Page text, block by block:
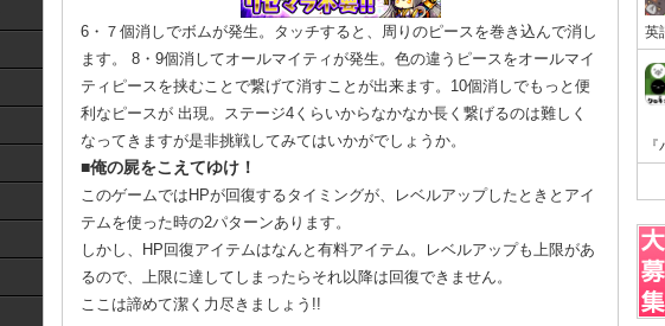
6・７個消しでボムが発生。タッチすると、周りのピースを巻き込んで消し
ます。 8・9個消してオールマイティが発生。色の違うピースをオールマイ
ティピースを挟むことで繋げて消すことが出来ます。10個消しでもっと便
利なピースが 出現。ステージ4くらいからなかなか長く繋げるのは難しく
なってきますが是非挑戦してみてはいかがでしょうか。
■俺の屍をこえてゆけ！
このゲームではHPが回復するタイミングが、レベルアップしたときとアイ
テムを使った時の2パターンあります。
しかし、HP回復アイテムはなんと有料アイテム。レベルアップも上限があ
るので、上限に達してしまったらそれ以降は回復できません。
ここは諦めて潔く力尽きましょう!!